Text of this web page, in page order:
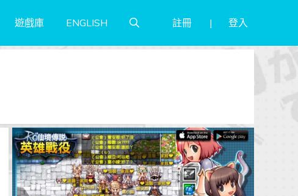
遊戲庫 ENGLISH 註冊 登入